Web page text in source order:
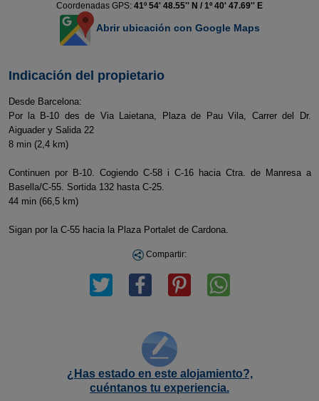
Coordenadas GPS: 41º 54' 48.55'' N / 1º 40' 47.69'' E
Abrir ubicación con Google Maps
Indicación del propietario
Desde Barcelona:
Por la B-10 des de Via Laietana, Plaza de Pau Vila, Carrer del Dr.
Aiguader y Salida 22
8 min (2,4 km)
Continuen por B-10. Cogiendo C-58 i C-16 hacia Ctra. de Manresa a
Basella/C-55. Sortida 132 hasta C-25.
44 min (66,5 km)
Sigan por la C-55 hacia la Plaza Portalet de Cardona.
Compartir:
¿Has estado en este alojamiento?,
cuéntanos tu experiencia.